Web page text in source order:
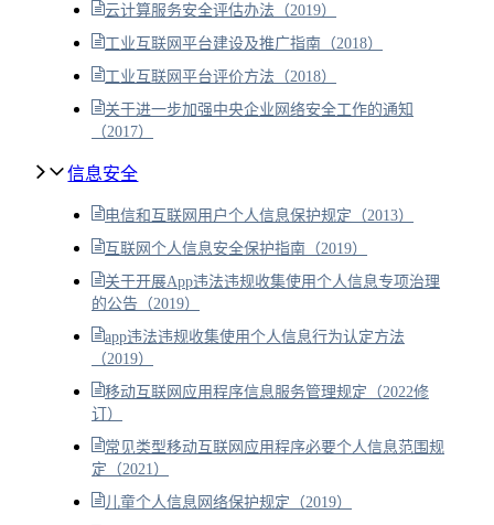
云计算服务安全评估办法（2019）
工业互联网平台建设及推广指南（2018）
工业互联网平台评价方法（2018）
关于进一步加强中央企业网络安全工作的通知
（2017）
信息安全
电信和互联网用户个人信息保护规定（2013）
互联网个人信息安全保护指南（2019）
关于开展App违法违规收集使用个人信息专项治理
的公告（2019）
app违法违规收集使用个人信息行为认定方法
（2019）
移动互联网应用程序信息服务管理规定（2022修
订）
常见类型移动互联网应用程序必要个人信息范围规
定（2021）
儿童个人信息网络保护规定（2019）